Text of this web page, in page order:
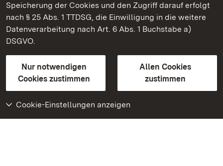
Speicherung der Cookies und den Zugriff darauf erfolgt
nach § 25 Abs. 1 TTDSG, die Einwilligung in die weitere
Datenverarbeitung nach Art. 6 Abs. 1 Buchstabe a)
DSGVO.
Nur notwendigen
Cookies zustimmen
Allen Cookies
zustimmen
Cookie-Einstellungen anzeigen
Staatliche Schlösser und Gärten Baden-Württemberg
Kontakt
GebärdenspracheLeichte Sprache
Erklärung zur Barrierefreiheit
BITV-konform (geprüfte Seiten)
Weiteres